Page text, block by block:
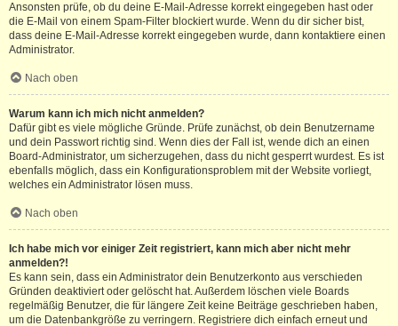
Ansonsten prüfe, ob du deine E-Mail-Adresse korrekt eingegeben hast oder
die E-Mail von einem Spam-Filter blockiert wurde. Wenn du dir sicher bist,
dass deine E-Mail-Adresse korrekt eingegeben wurde, dann kontaktiere einen
Administrator.
Nach oben
Warum kann ich mich nicht anmelden?
Dafür gibt es viele mögliche Gründe. Prüfe zunächst, ob dein Benutzername
und dein Passwort richtig sind. Wenn dies der Fall ist, wende dich an einen
Board-Administrator, um sicherzugehen, dass du nicht gesperrt wurdest. Es ist
ebenfalls möglich, dass ein Konfigurationsproblem mit der Website vorliegt,
welches ein Administrator lösen muss.
Nach oben
Ich habe mich vor einiger Zeit registriert, kann mich aber nicht mehr
anmelden?!
Es kann sein, dass ein Administrator dein Benutzerkonto aus verschieden
Gründen deaktiviert oder gelöscht hat. Außerdem löschen viele Boards
regelmäßig Benutzer, die für längere Zeit keine Beiträge geschrieben haben,
um die Datenbankgröße zu verringern. Registriere dich einfach erneut und